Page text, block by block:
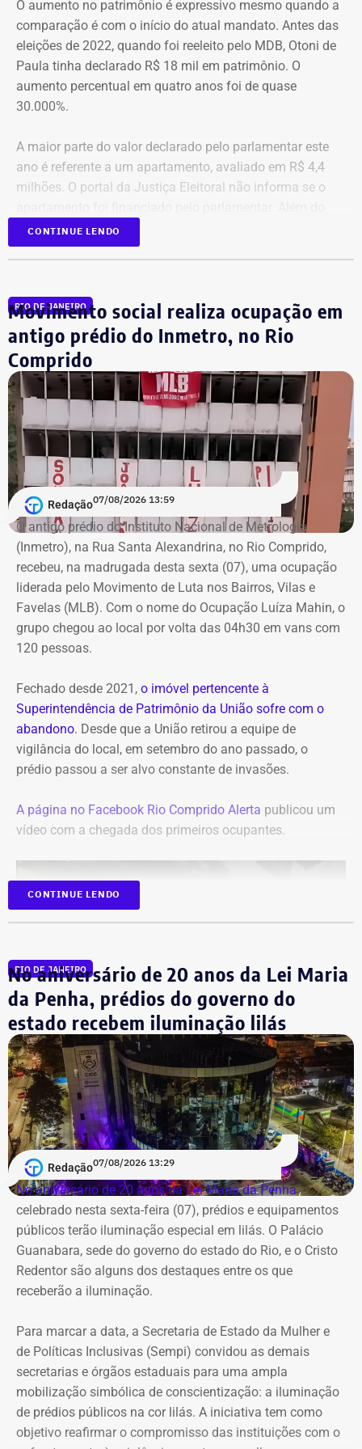
negócios, com importantes contribuições para o Estado do
Rio de Janeiro e para o país. Sua atuação foi marcada pelo
compromisso com a modernização da gestão pública, a
simplificação de processos e a promoção do
desenvolvimento econômico. Neste momento de tristeza,
colegas de Tito Ryff. Sua trajetória permanecerá como
exemplo de competência e dedicação ao bem comum”, disse
a nota.
O aumento no patrimônio é expressivo mesmo quando a
comparação é com o início do atual mandato. Antes das
eleições de 2022, quando foi reeleito pelo MDB, Otoni de
Paula tinha declarado R$ 18 mil em patrimônio. O
aumento percentual em quatro anos foi de quase
30.000%.
A maior parte do valor declarado pelo parlamentar este
ano é referente a um apartamento, avaliado em R$ 4,4
milhões. O portal da Justiça Eleitoral não informa se o
imóvel, a lista de bens inclui veículos que somam R$ 530
mil e outros direitos e aplicações que totalizam R$ 513,5
Pastor evangélico,Otoni de Paulafoi vereador da cidade
do Rio antes de ser eleito para a Câmara em 2018.
A declaração de bens é uma exigência obrigatória para
todos os candidatos. O sistema do TSE disponibiliza
essas informações para consulta pública com o objetivo
de garantir a transparência sobre a situação financeira
dos candidatos.
CONTINUE LENDO
RIO DE JANEIRO
Movimento social realiza ocupação em
antigo prédio do Inmetro, no Rio
Comprido
Redação07/08/2026 13:59
O antigo prédio do Instituto Nacional de Metrologia
(Inmetro), na Rua Santa Alexandrina, no Rio Comprido,
recebeu, na madrugada desta sexta (07), uma ocupação
liderada pelo Movimento de Luta nos Bairros, Vilas e
Favelas (MLB). Com o nome do Ocupação Luíza Mahin, o
grupo chegou ao local por volta das 04h30 em vans com
120 pessoas.
Fechado desde 2021, o imóvel pertencente à
Superintendência de Patrimônio da União sofre com o
abandono. Desde que a União retirou a equipe de
vigilância do local, em setembro do ano passado, o
prédio passou a ser alvo constante de invasões.
A página no Facebook Rio Comprido Alerta publicou um
vídeo com a chegada dos primeiros ocupantes.
Morador da Rua Santa Alexandrina filma chegada de ônibus ao prédio do
Inmetro — Foto: Reprodução/Facebook/Rio Comprido Alerta.
Em maio deste ano, equipés da Prefeitura do Rio
realizaram a lacração do imóvel após negociações com a
Superintendência do Patrimônio da União,
Posteriormente, também no mesmo mês, a SPU decidiu
de instalar novas repartições.
O TEMPO REAL RJ fez contato com a Secretaria de
Ordem Pública (Seop), que informou acompanhar a
ocupação do imóvel. Também foi feito contato com a
Polícia Militar para um posicionamento, mas não houve
CONTINUE LENDO
RIO DE JANEIRO
No aniversário de 20 anos da Lei Maria
da Penha, prédios do governo do
estado recebem iluminação lilás
Redação07/08/2026 13:29
No aniversário de 20 anos da Lei Maria da Penha,
celebrado nesta sexta-feira (07), prédios e equipamentos
públicos terão iluminação especial em lilás. O Palácio
Guanabara, sede do governo do estado do Rio, e o Cristo
Redentor são alguns dos destaques entre os que
receberão a iluminação.
Para marcar a data, a Secretaria de Estado da Mulher e
de Políticas Inclusivas (Sempi) convidou as demais
secretarias e órgãos estaduais para uma ampla
mobilização simbólica de conscientização: a iluminação
de prédios públicos na cor lilás. A iniciativa tem como
objetivo reafirmar o compromisso das instituições com o